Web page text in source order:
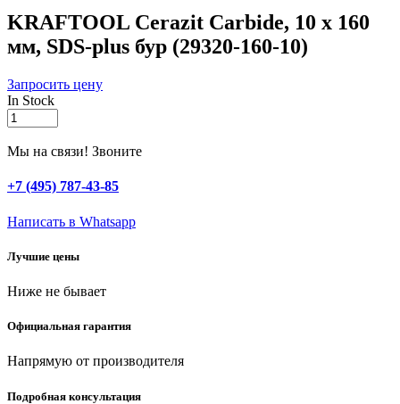
KRAFTOOL Cerazit Carbide, 10 х 160
мм, SDS-plus бур (29320-160-10)
Запросить цену
In Stock
KRAFTOOL
Cerazit
Carbide,
х
160
SDS-
бур
160-
quantity
Мы на связи! Звоните
+7 (495) 787-43-85
Написать в Whatsapp
Лучшие цены
Ниже не бывает
Официальная гарантия
Напрямую от производителя
Подробная консультация